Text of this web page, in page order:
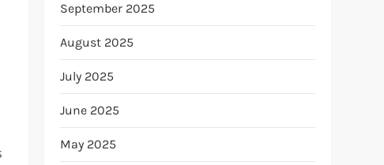
September 2025
August 2025
July 2025
June 2025
May 2025